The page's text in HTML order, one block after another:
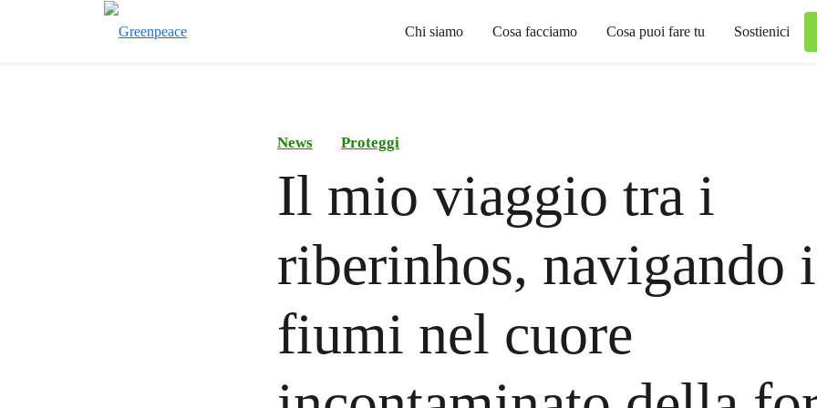
Chi siamo Cosa facciamo Cosa puoi fare tu Sostienici
News Proteggi
Il mio viaggio tra i
riberinhos, navigando i
fiumi nel cuore